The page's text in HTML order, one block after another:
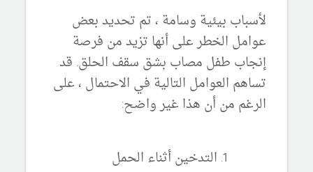
لأسباب بيئية وسامة ، تم تحديد بعض
عوامل الخطر على أنها تزيد من فرصة
إنجاب طفل مصاب بشق سقف الحلق. قد
تساهم العوامل التالية في الاحتمال ، على
الرغم من أن هذا غير واضح:
التدخين أثناء الحمل